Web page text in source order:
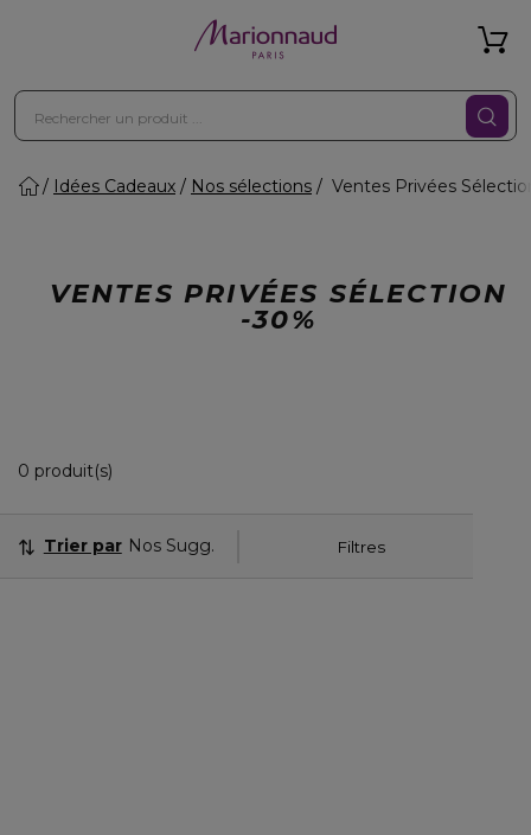
Idées Cadeaux Nos sélections Ventes Privées
VENTES PRIVÉES SÉLECTION
-30%
0 produit(s)
Filtres
Trier par Nos Suggestions